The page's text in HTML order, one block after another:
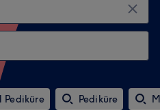
Pediküre Pediküre